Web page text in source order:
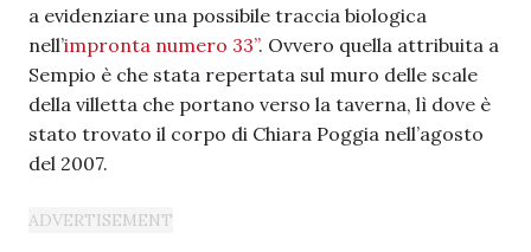
a evidenziare una possibile traccia biologica
nell’impronta numero 33”. Ovvero quella attribuita a
Sempio è che stata repertata sul muro delle scale
della villetta che portano verso la taverna, lì dove è
stato trovato il corpo di Chiara Poggia nell’agosto
del 2007.